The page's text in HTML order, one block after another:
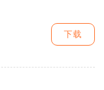
下载